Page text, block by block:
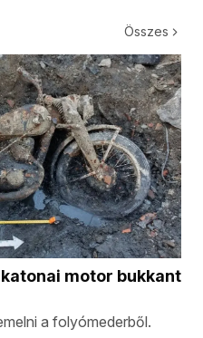
Összes
motor bukkant
a folyómederből.